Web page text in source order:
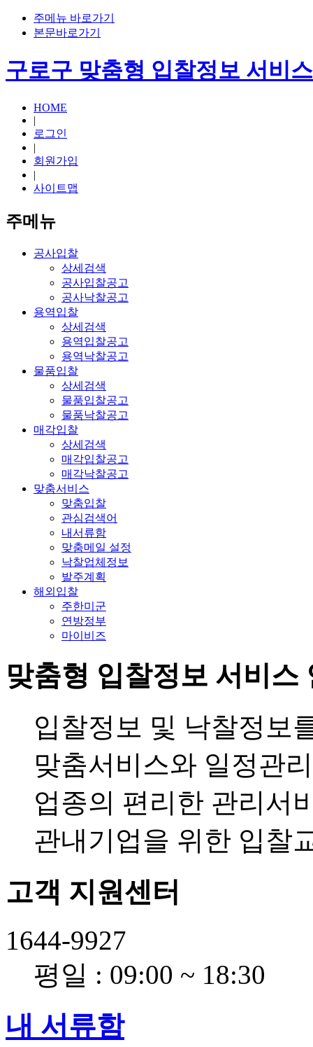
주메뉴 바로가기
본문바로가기
구로구 맞춤형 입찰정보 서비스
HOME
|
로그인
|
회원가입
|
사이트맵
주메뉴
공사입찰
상세검색
공사입찰공고
공사낙찰공고
용역입찰
상세검색
용역입찰공고
용역낙찰공고
물품입찰
상세검색
물품입찰공고
물품낙찰공고
매각입찰
상세검색
매각입찰공고
매각낙찰공고
맞춤서비스
맞춤입찰
관심검색어
내서류함
맞춤메일 설정
낙찰업체정보
발주계획
해외입찰
주한미군
연방정부
마이비즈
맞춤형 입찰정보 서비스
입찰정보 및 낙찰정보
맞춤서비스와 일정관
업종의 편리한 관리서
관내기업을 위한 입찰
고객 지원센터
1644-9927
평일 : 09:00 ~ 18:30
내 서류함